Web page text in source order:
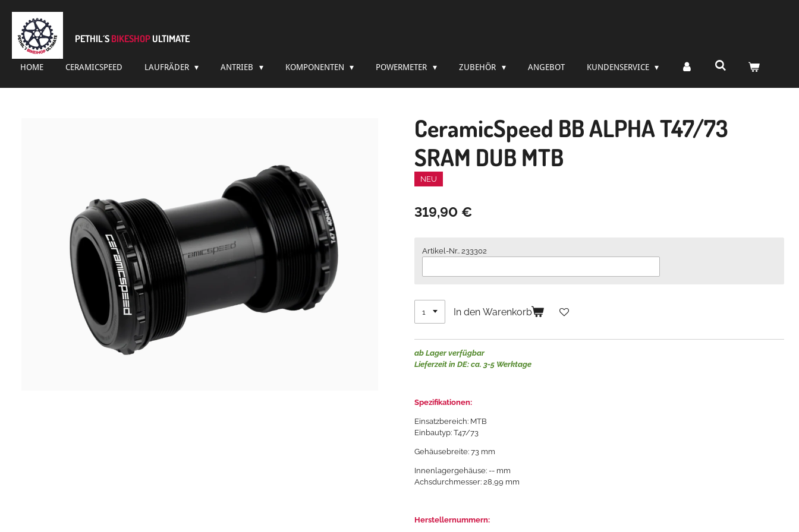
Zum
Hauptinhalt
springen
PETHIL´S BIKESHOP ULTIMATE
HOME CERAMICSPEED LAUFRÄDER ANTRIEB KOMPONENTEN POWERMETER ZUBEHÖR ANGEBOT KUNDENSERVICE
CeramicSpeed BB ALPHA T47/73
SRAM DUB MTB
NEU
319,90 €
Artikel-Nr.. 233302
In den Warenkorb
ab Lager verfügbar
Lieferzeit in DE: ca. 3-5 Werktage
Spezifikationen:
Einsatzbereich: MTB
Einbautyp: T47/73
Gehäusebreite: 73 mm
Innenlagergehäuse: -- mm
Achsdurchmesser: 28,99 mm
Herstellernummern: